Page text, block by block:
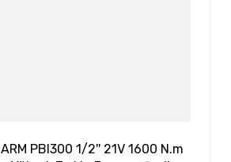
ARM PBI300 1/2'' 21V 1600 N.m